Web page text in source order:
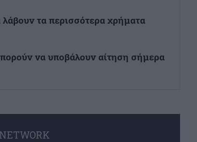
τα περισσότερα χρήματα
να υποβάλουν αίτηση σήμερα